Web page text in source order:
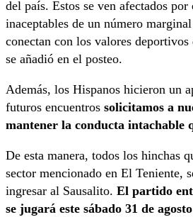
del país. Estos se ven afectados
inaceptables de un número
conectan con los valores
se añadió en el posteo.
Además, los Hispanos hicieron un
futuros encuentros solicitamos a
mantener la conducta intachable
De esta manera, todos los hinchas
sector mencionado en El Teniente,
ingresar al Sausalito. El partido
se jugará este sábado 31 de